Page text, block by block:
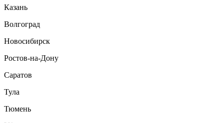
Казань
Волгоград
Новосибирск
Ростов-на-Дону
Саратов
Тула
Тюмень